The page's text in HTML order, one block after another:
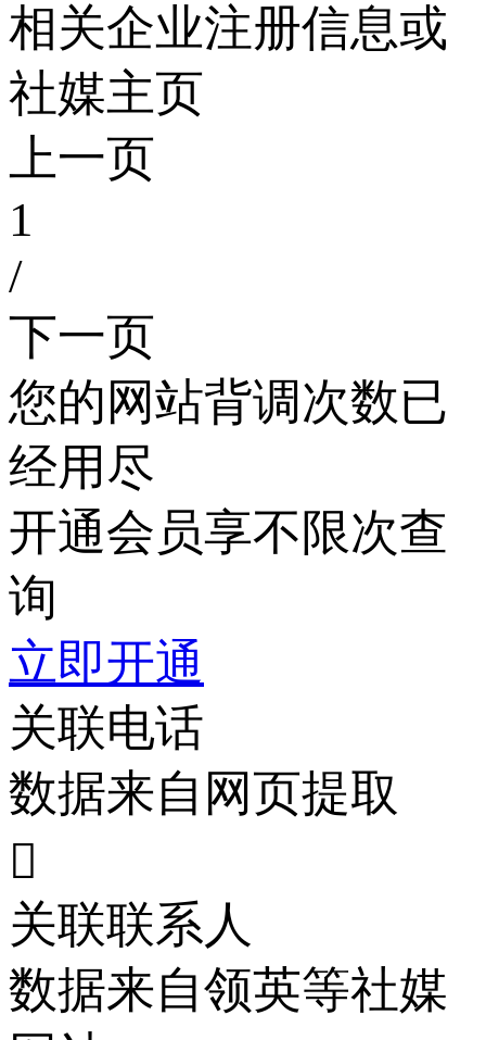
相关企业注册信息或
社媒主页
上一页
1
/
下一页
您的网站背调次数已
经用尽
开通会员享不限次查
询
立即开通
关联电话
数据来自网页提取

关联联系人
数据来自领英等社媒